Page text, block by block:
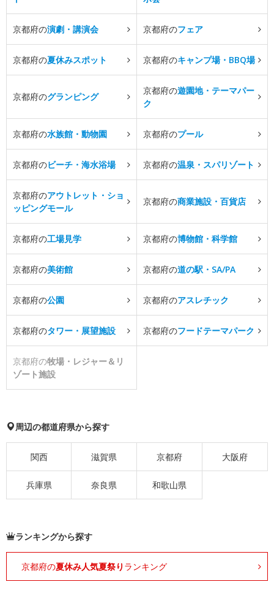
京都府の演劇・講演会 京都府のフェア
京都府の夏休みスポット 京都府のキャンプ場・BBQ場
京都府のグランピング
京都府の遊園地・テーマパー
ク
京都府の水族館・動物園 京都府のプール
京都府のビーチ・海水浴場 京都府の温泉・スパリゾート
京都府のアウトレット・ショ
ッピングモール
京都府の商業施設・百貨店
京都府の工場見学 京都府の博物館・科学館
京都府の美術館 京都府の道の駅・SA/PA
京都府の公園 京都府のアスレチック
京都府のタワー・展望施設 京都府のフードテーマパーク
京都府の牧場・レジャー＆リ
ゾート施設
周辺の都道府県から探す
関西 滋賀県 京都府 大阪府
兵庫県 奈良県 和歌山県
ランキングから探す
京都府の夏休み人気夏祭り ランキング